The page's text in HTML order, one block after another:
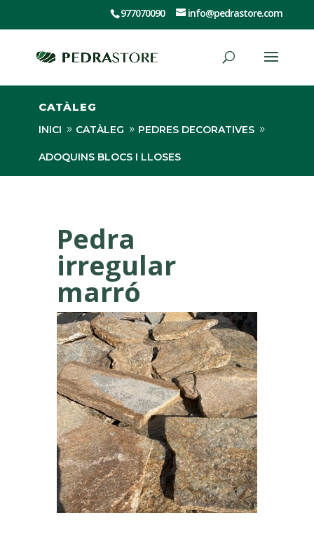
977070090 info@pedrastore.com
CATÀLEG
INICI CATÀLEG PEDRES DECORATIVES
ADOQUINS BLOCS I LLOSES
Pedra
irregular
marró